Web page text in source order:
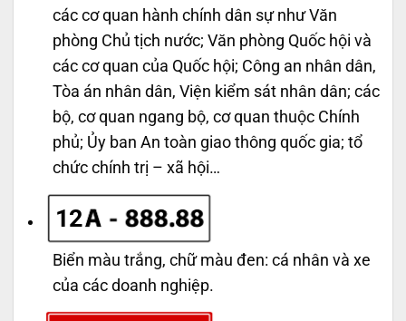
các cơ quan hành chính dân sự như Văn
phòng Chủ tịch nước; Văn phòng Quốc hội và
các cơ quan của Quốc hội; Công an nhân dân,
Tòa án nhân dân, Viện kiểm sát nhân dân; các
bộ, cơ quan ngang bộ, cơ quan thuộc Chính
phủ; Ủy ban An toàn giao thông quốc gia; tổ
chức chính trị – xã hội…
12
Biển màu trắng, chữ màu đen: cá nhân và xe
của các doanh nghiệp.